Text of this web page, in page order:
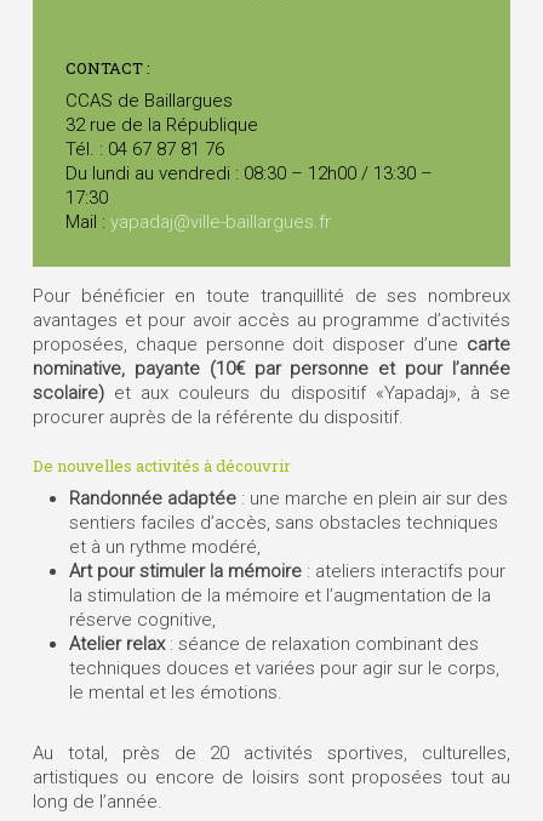
CONTACT :
CCAS de Baillargues
32 rue de la République
Tél. : 04 67 87 81 76
Du lundi au vendredi : 08:30 – 12h00 / 13:30 –
17:30
Mail : yapadaj@ville-baillargues.fr
Pour bénéficier en toute tranquillité de ses nombreux
avantages et pour avoir accès au programme d’activités
proposées, chaque personne doit disposer d’une carte
nominative, payante (10€ par personne et pour l’année
scolaire)et aux couleurs du dispositif «Yapadaj», à se
procurer auprès de la référente du dispositif.
De nouvelles activités à découvrir
Randonnée adaptée: une marche en plein air sur des
sentiers faciles d’accès, sans obstacles techniques
et à un rythme modéré,
Art pour stimuler la mémoire: ateliers interactifs pour
la stimulation de la mémoire et l’augmentation de la
réserve cognitive,
Atelier relax: séance de relaxation combinant des
techniques douces et variées pour agir sur le corps,
le mental et les émotions.
Au total, près de 20 activités sportives, culturelles,
artistiques ou encore de loisirs sont proposées tout au
long de l’année.